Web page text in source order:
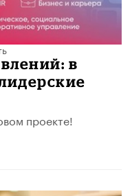
в
проекте!